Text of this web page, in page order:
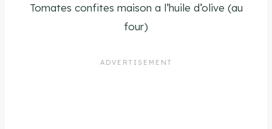
Tomates confites maison a l’huile d’olive (au
four)